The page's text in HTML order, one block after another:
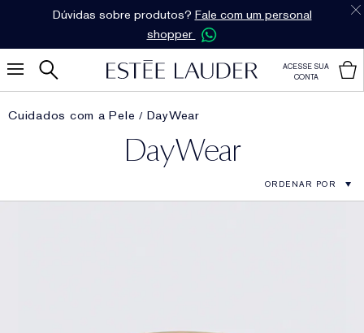
Dúvidas sobre produtos? Fale com um personal
shopper
ACESSE SUA
CONTA
Cuidados com a Pele DayWear
DayWear